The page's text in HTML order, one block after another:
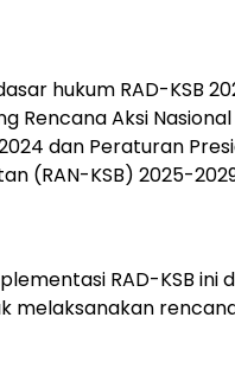
hukum RAD-KSB
Rencana Aksi
dan Peraturan
(RAN-KSB) 2025-
RAD-KSB
melaksanakan